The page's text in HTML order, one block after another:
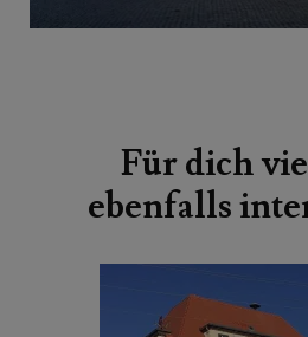
Für dich
ebenfalls